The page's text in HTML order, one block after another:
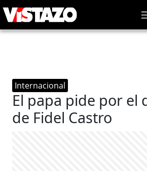
Internacional
El papa pide por el
de Fidel Castro